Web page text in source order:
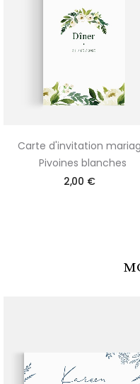
Carte d'invitation
Pivoines blanches
2,00 €